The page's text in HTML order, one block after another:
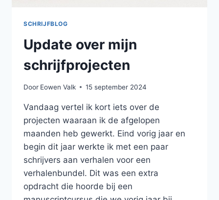
SCHRIJFBLOG
Update over mijn
schrijfprojecten
Door Eowen Valk 15 september 2024
Vandaag vertel ik kort iets over de
projecten waaraan ik de afgelopen
maanden heb gewerkt. Eind vorig jaar en
begin dit jaar werkte ik met een paar
schrijvers aan verhalen voor een
verhalenbundel. Dit was een extra
opdracht die hoorde bij een